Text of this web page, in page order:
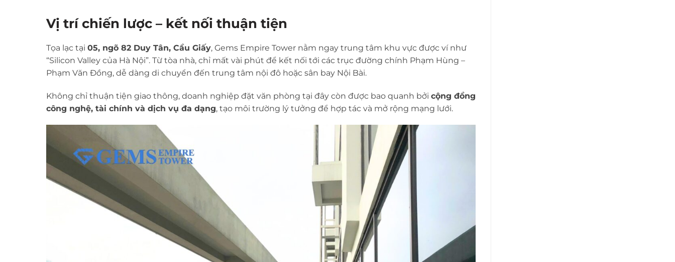
Vị trí chiến lược – kết nối thuận tiện
Tọa lạc tại 05, ngõ 82 Duy Tân, Cầu Giấy, Gems Empire Tower nằm ngay trung tâm khu vực được ví như
“Silicon Valley của Hà Nội”. Từ tòa nhà, chỉ mất vài phút để kết nối tới các trục đường chính Phạm Hùng –
Phạm Văn Đồng, dễ dàng di chuyển đến trung tâm nội đô hoặc sân bay Nội Bài.
Không chỉ thuận tiện giao thông, doanh nghiệp đặt văn phòng tại đây còn được bao quanh bởi cộng đồng
công nghệ, tài chính và dịch vụ đa dạng, tạo môi trường lý tưởng để hợp tác và mở rộng mạng lưới.